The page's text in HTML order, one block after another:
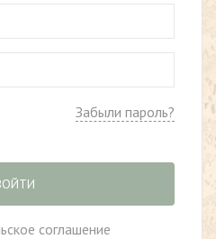
Забыли пароль?
соглашение